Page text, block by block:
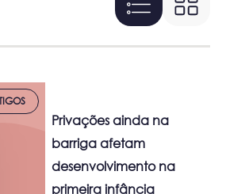
Privações ainda na
barriga afetam
desenvolvimento na
primeira infância